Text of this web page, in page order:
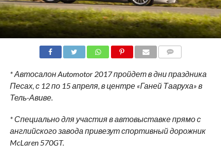
* АвтосалонAutomotor2017 пройдет в дни праздника
Песах, с 12 по 15 апреля, в центре «Ганей Тааруха» в
Тель-Авиве.
* Специально для участия в автовыставке прямо с
английского завода привезут спортивный дорожник
McLaren570GT.